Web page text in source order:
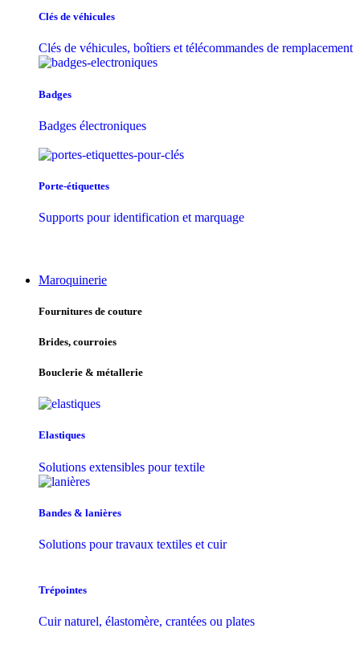
Clés de véhicules
Clés de véhicules, boîtiers et télécommandes de remplacement
Badges
Badges électroniques
Porte-étiquettes
Supports pour identification et marquage
Maroquinerie
Fournitures de couture
Brides, courroies
Bouclerie & métallerie
Elastiques
Solutions extensibles pour textile
Bandes & lanières
Solutions pour travaux textiles et cuir
Trépointes
Cuir naturel, élastomère, crantées ou plates